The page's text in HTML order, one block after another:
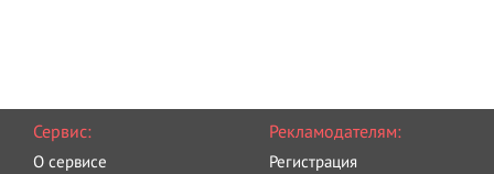
Сервис:
О сервисе
Рекламодателям:
Регистрация